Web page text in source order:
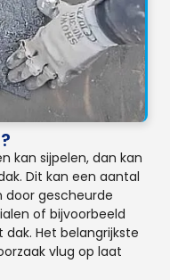
kan sijpelen, dan kan
Dit kan een aantal
door gescheurde
of bijvoorbeeld
Het belangrijkste
vlug op laat